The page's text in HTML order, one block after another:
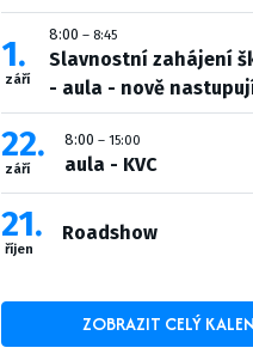
1
září
8:00 – 8:45
Slavnostní zahájení
- aula - nově
22
září
8:00 – 15:00
aula - KVC
21
říjen
Roadshow
ZOBRAZIT CELÝ